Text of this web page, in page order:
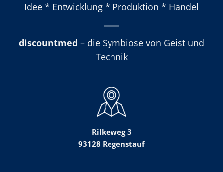
Idee * Entwicklung * Produktion * Handel
discountmed – die Symbiose von Geist und
Technik
Rilkeweg 3
93128 Regenstauf